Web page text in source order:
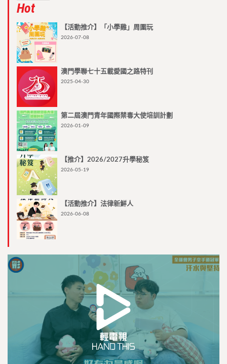
Hot
【活動推介】「小學雞」周圍玩
2026-07-08
澳門學聯七十五載愛國之路特刊
2025-04-30
第二屆澳門青年國際禁毒大使培訓計劃
2026-01-09
【推介】2026/2027升學秘笈
2026-05-19
【活動推介】法律新鮮人
2026-06-08